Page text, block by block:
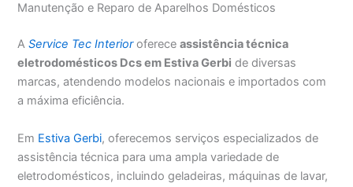
Manutenção e Reparo de Aparelhos Domésticos
AService Tec Interiorofereceassistência técnica
eletrodomésticos Dcs em Estiva Gerbi de diversas
marcas, atendendo modelos nacionais e importados com
a máxima eficiência.
Em Estiva Gerbi, oferecemos serviços especializados de
assistência técnica para uma ampla variedade de
eletrodomésticos, incluindo geladeiras, máquinas de lavar,